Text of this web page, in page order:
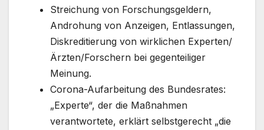
Streichung von Forschungsgeldern,
Androhung von Anzeigen, Entlassungen,
Diskreditierung von wirklichen Experten/
Ärzten/Forschern bei gegenteiliger
Meinung.
Corona-Aufarbeitung des Bundesrates:
„Experte“, der die Maßnahmen
verantwortete, erklärt selbstgerecht „die